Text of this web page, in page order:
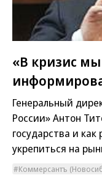
«В кризис
Генеральный
России» Антон
государства и
укрепиться на
Коммерсантъ